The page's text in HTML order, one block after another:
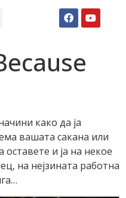
како да ја
вашата сакана или
и ја на некое
на нејзината работна